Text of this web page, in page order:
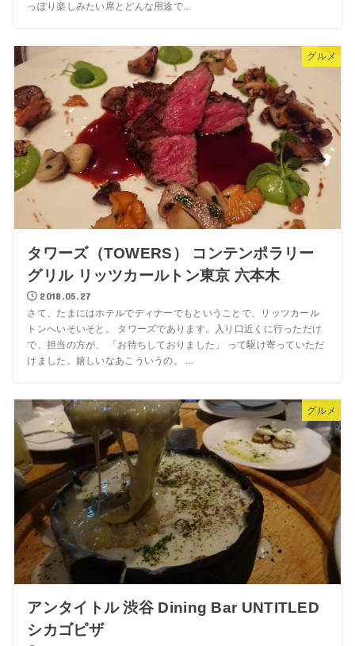
っぽり楽しみたい席とどんな用途で...
グルメ
タワーズ（TOWERS） コンテンポラリー
グリル リッツカールトン東京 六本木
2018.05.27
さて、たまにはホテルでディナーでもということで、リッツカール
トンへいそいそと。 タワーズであります。入り口近くに行っただけ
で、担当の方が、 「お待ちしておりました」 って駆け寄っていただ
けました。嬉しいなあこういうの。 ...
グルメ
アンタイトル 渋谷 Dining Bar UNTITLED
シカゴピザ